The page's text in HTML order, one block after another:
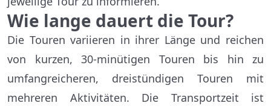
Wie lange dauert die Tour?
Die Touren variieren in ihrer Länge und reichen
von kurzen, 30-minütigen Touren bis hin zu
umfangreicheren, dreistündigen Touren mit
mehreren Aktivitäten. Die Transportzeit ist